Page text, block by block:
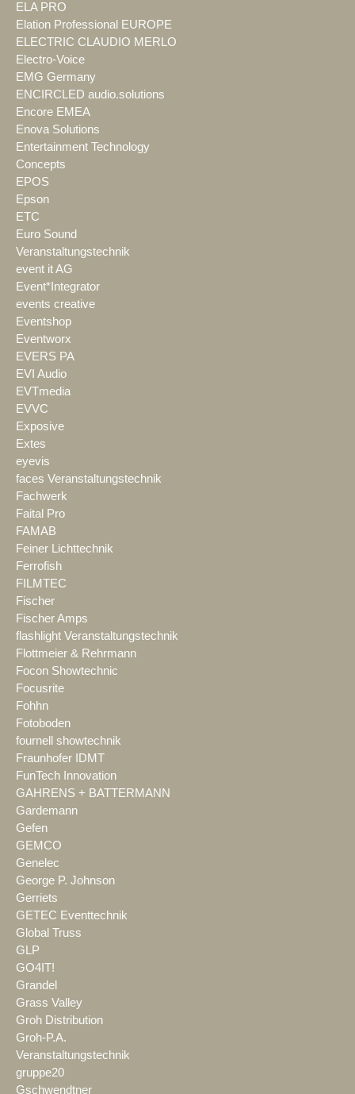
ELA PRO
Elation Professional EUROPE
ELECTRIC CLAUDIO MERLO
Electro-Voice
EMG Germany
ENCIRCLED audio.solutions
Encore EMEA
Enova Solutions
Entertainment Technology
Concepts
EPOS
Epson
ETC
Euro Sound
Veranstaltungstechnik
event it AG
Event*Integrator
events creative
Eventshop
Eventworx
EVERS PA
EVI Audio
EVTmedia
EVVC
Exposive
Extes
eyevis
faces Veranstaltungstechnik
Fachwerk
Faital Pro
FAMAB
Feiner Lichttechnik
Ferrofish
FILMTEC
Fischer
Fischer Amps
flashlight Veranstaltungstechnik
Flottmeier & Rehrmann
Focon Showtechnic
Focusrite
Fohhn
Fotoboden
fournell showtechnik
Fraunhofer IDMT
FunTech Innovation
GAHRENS + BATTERMANN
Gardemann
Gefen
GEMCO
Genelec
George P. Johnson
Gerriets
GETEC Eventtechnik
Global Truss
GLP
GO4IT!
Grandel
Grass Valley
Groh Distribution
Groh-P.A.
Veranstaltungstechnik
gruppe20
Gschwendtner